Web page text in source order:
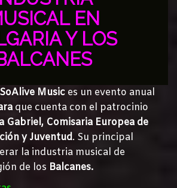
EN
Y LOS
Music es un evento anual
que cuenta con el patrocinio
Gabriel, Comisaria Europea de
y Juventud. Su principal
la industria musical de
de los Balcanes.